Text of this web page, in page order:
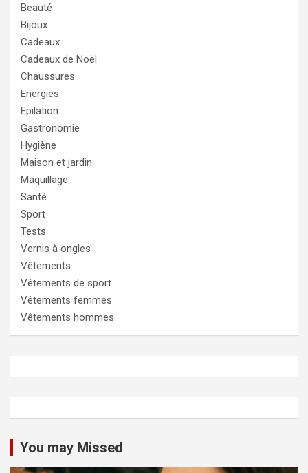
Beauté
Bijoux
Cadeaux
Cadeaux de Noël
Chaussures
Energies
Epilation
Gastronomie
Hygiène
Maison et jardin
Maquillage
Santé
Sport
Tests
Vernis à ongles
Vêtements
Vêtements de sport
Vêtements femmes
Vêtements hommes
You may Missed